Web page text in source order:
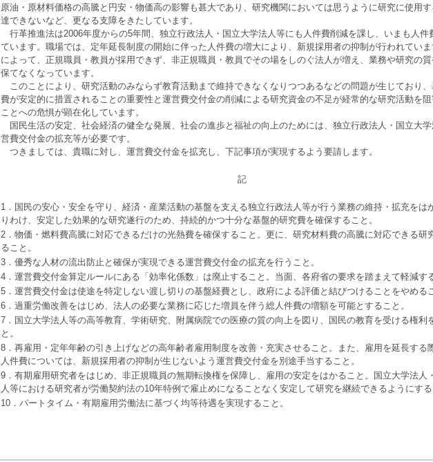
原油・原材料価格の高騰と円安・物価高の影響も甚大であり、研究機関においては思うように研究に使用す
達できないなど、更なる支障をきたしています。
行革推進法は2006年度からの5年間、独立行政法人・国立大学法人等にも人件費削減を課し、いまも人件
ています。職場では、定年延長制度の開始に伴った人件費の増大により、新規採用者の抑制が行われていま
によって、正規職員・教員が採用できず、非正規職員・教員でその場をしのぐ法人が増え、業務や研究の
保てなくなっています。
このことにより、研究活動のみならず教育活動まで維持できなくなりつつあるなどの問題が生じており
費が安定的に措置されることの重要性と運営費交付金の削減による研究資金の不足が経常的な研究活動を
ことへの危惧が顕在化しています。
国民生活の安定、社会経済の健全な発展、社会の進歩と福祉の向上のためには、独立行政法人・国立大
営費交付金の拡充等が必要です。
つきましては、貴職に対し、運営費交付金を拡充し、下記事項が実現するよう要請します。
記
1．国民の安心・安全を守り、経済・産業活動の基盤を支える独立行政法人等が行う業務の維持・拡充をは
りわけ、安定した効果的な研究遂行のため、持続的かつ十分な基盤的研究費を確保すること。
2．物価・燃料費高騰に対応できるだけの光熱費を確保すること。更に、研究材料費の高騰に対応できる研
ること。
3．優秀な人材の流出防止と確保が実現できる運営費交付金の拡充を行うこと。
4．運営費交付金算定ルールにある「効率化係数」は廃止すること。当面、各府省の要求を踏まえて軽減す
5．運営費交付金は使途を特定しない渡し切りの基盤経費とし、政府による評価と結びつけることをやめるこ
6．過重労働改善をはじめ、法人の必要な業務に応じた増員を伴う総人件費の増額を可能とすること。
7．国立大学法人等の高等教育、学術研究、附属病院での医療の質の向上を図り、国民の教育を受ける権利
と。
8．再雇用・定年年齢の引き上げなどの高年齢者雇用制度を改善・充実させること。また、雇用を延長する
人件費については、新規採用者の抑制が生じないよう運営費交付金を別途手当すること。
9．有期雇用研究者をはじめ、非正規職員の無期転換権を保障し、雇用の安定をはかること。国立大学法人
人等における研究者が労働契約法の10年特例で雇止めになることなく安定して研究を継続できるようにする
10．パートタイム・有期雇用労働法に基づく均等待遇を実現すること。